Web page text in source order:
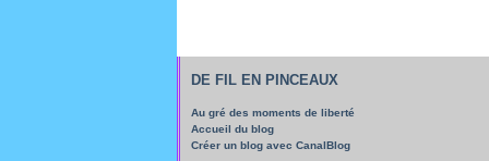
DE FIL EN PINCEAUX
Au gré des moments de liberté
Accueil du blog
Créer un blog avec CanalBlog